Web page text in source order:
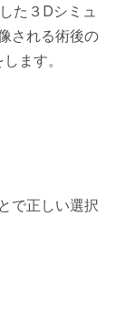
た３Dシミュ
される術後の
ます。
で正しい選択